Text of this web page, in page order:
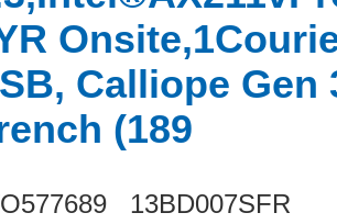
Calliope Gen
(189
13BD007SFR